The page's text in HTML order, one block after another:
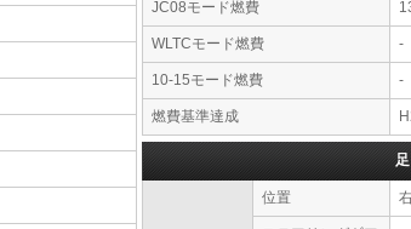
JC08モード燃費
WLTCモード燃費 -
10-15モード燃費 -
燃費基準達成
位置